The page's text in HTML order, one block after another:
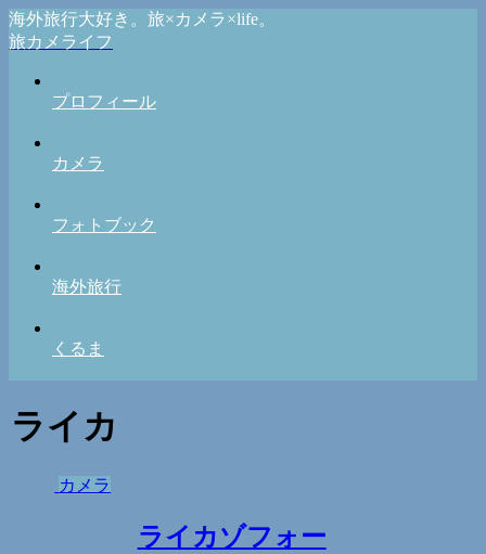
海外旅行大好き。旅×カメラ×life。
旅カメライフ
プロフィール
カメラ
フォトブック
海外旅行
くるま
ライカ
カメラ
ライカゾフォー